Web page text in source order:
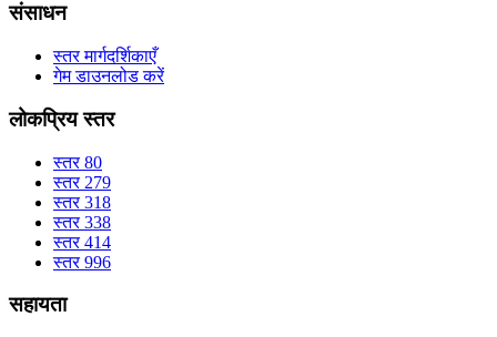
संसाधन
स्तर मार्गदर्शिकाएँ
गेम डाउनलोड करें
लोकप्रिय स्तर
स्तर 80
स्तर 279
स्तर 318
स्तर 338
स्तर 414
स्तर 996
सहायता